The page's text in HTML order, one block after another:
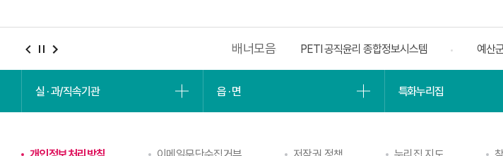
배너모음
충남청년포털 2027 충청권 하계세계대학경기대회 PETI 공직윤리 종합정보시스템 예산
실 · 과/직속기관 읍 · 면 특화누리집